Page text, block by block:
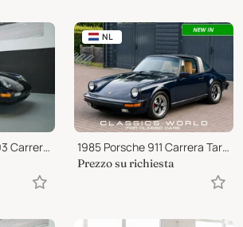
1995 Porsche 911 993 Carrera 2 Coupe Manual (1995)
NL
1985 Porsche 911 Carrera Targa - Dunkelblau
Prezzo su richiesta